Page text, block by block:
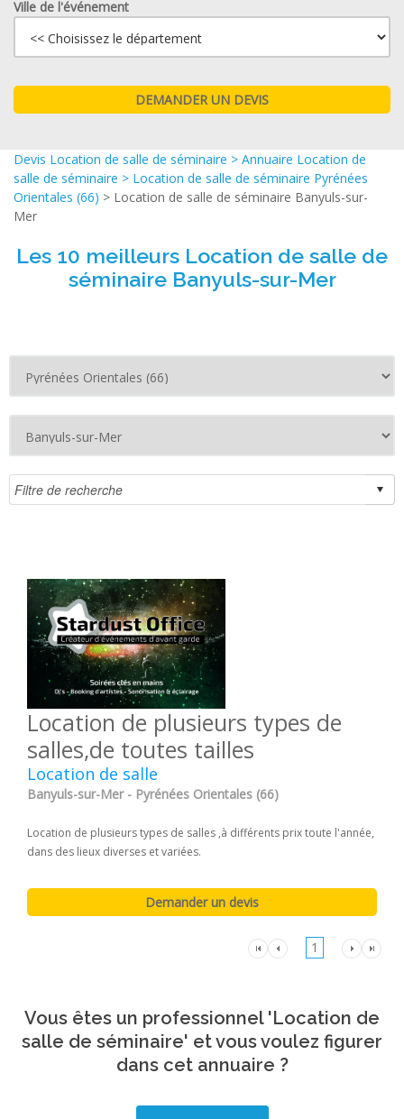
Ville de l'événement
Devis Location de salle de séminaire > Annuaire Location de
salle de séminaire > Location de salle de séminaire Pyrénées
Orientales (66) > Location de salle de séminaire Banyuls-sur-
Mer
Les 10 meilleurs Location de salle de
séminaire Banyuls-sur-Mer
Location de plusieurs types de
salles,de toutes tailles
Location de salle
Banyuls-sur-Mer - Pyrénées Orientales (66)
Location de plusieurs types de salles ,à différents prix toute l'année,
dans des lieux diverses et variées.
1
Vous êtes un professionnel 'Location de
salle de séminaire' et vous voulez figurer
dans cet annuaire ?